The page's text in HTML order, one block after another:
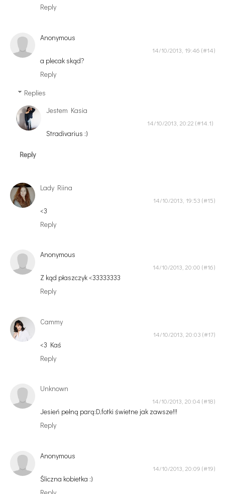
Reply
Anonymous
14/10/2013, 19:46
a plecak skąd?
Reply
Replies
Jestem Kasia
14/10/2013, 20:22
Stradivarius :)
Reply
Lady Riina
14/10/2013, 19:53
<3
Reply
Anonymous
14/10/2013, 20:00
Z kąd płaszczyk <33333333
Reply
Cammy
14/10/2013, 20:03
<3 Kaś
Reply
Unknown
14/10/2013, 20:04
Jesień pełną parą:D,fotki świetne jak zawsze!!!
Reply
Anonymous
14/10/2013, 20:09
Śliczna kobietka :)
Reply